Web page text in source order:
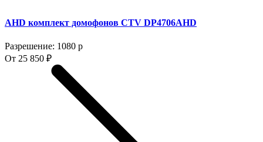
AHD комплект домофонов CTV DP4706AHD
Разрешение: 1080 p
От 25 850 ₽